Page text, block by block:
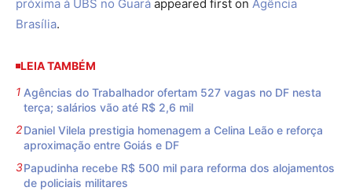
próxima à UBS no Guará appeared first on Agência
Brasília.
LEIA TAMBÉM
Agências do Trabalhador ofertam 527 vagas no DF nesta
terça; salários vão até R$ 2,6 mil
Daniel Vilela prestigia homenagem a Celina Leão e reforça
aproximação entre Goiás e DF
Papudinha recebe R$ 500 mil para reforma dos alojamentos
de policiais militares